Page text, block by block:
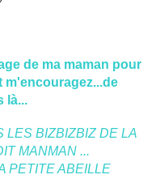
de ma maman pour
m'encouragez...de
là...
LES BIZBIZBIZ DE LA
MANMAN ...
PETITE ABEILLE